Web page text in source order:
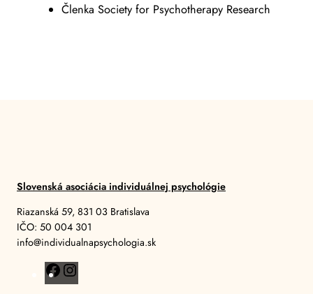
Členka Society for Psychotherapy Research
Slovenská asociácia individuálnej psychológie
Riazanská 59, 831 03 Bratislava
IČO: 50 004 301
info@individualnapsychologia.sk
F
a
n